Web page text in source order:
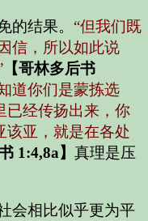
的结果。 “但我们既
信，所以如此说
【哥林多后书
道你们是蒙拣选
经传扬出来，你
该亚，就是在各处
1:4,8a】 真理是压
会相比似乎更为平